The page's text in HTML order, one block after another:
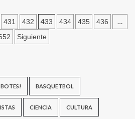
431 432 433 434 435 436 …
Siguiente
BASQUETBOL
CIENCIA CULTURA